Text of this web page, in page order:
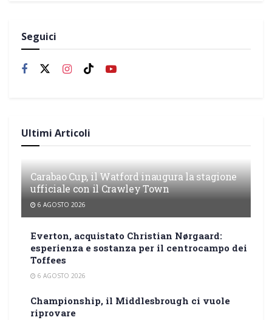
Seguici
Ultimi Articoli
Carabao Cup, il Watford inaugura la stagione
ufficiale con il Crawley Town
6 AGOSTO 2026
Everton, acquistato Christian Nørgaard:
esperienza e sostanza per il centrocampo dei
Toffees
6 AGOSTO 2026
Championship, il Middlesbrough ci vuole
riprovare